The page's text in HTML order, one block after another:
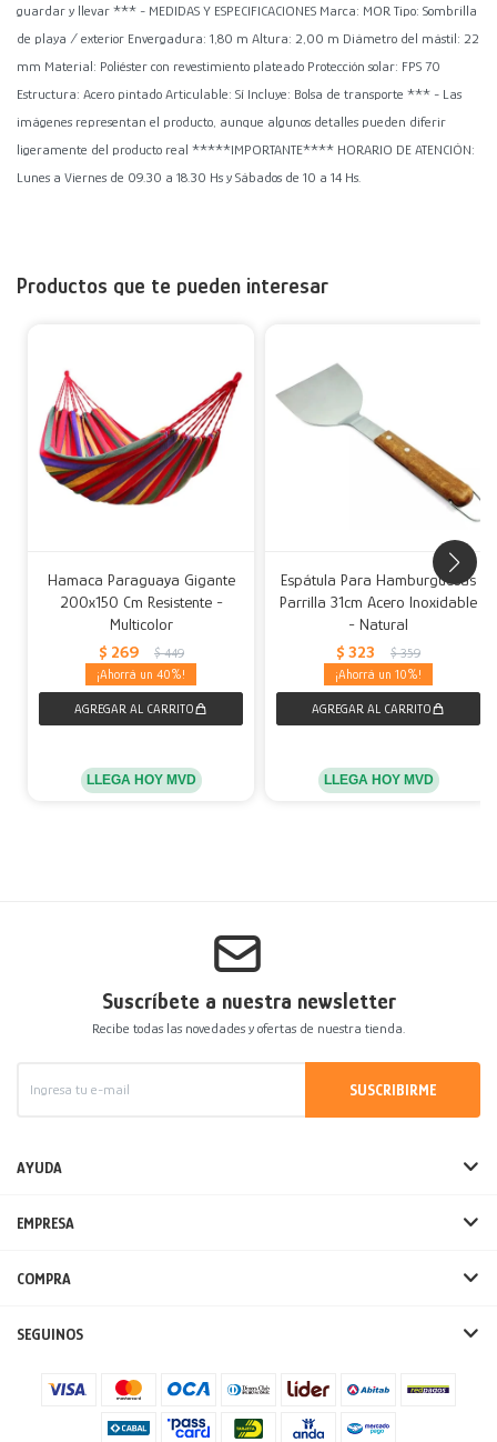
guardar y llevar *** - MEDIDAS Y ESPECIFICACIONES Marca: MOR Tipo: Sombrilla
de playa / exterior Envergadura: 1,80 m Altura: 2,00 m Diámetro del mástil: 22
mm Material: Poliéster con revestimiento plateado Protección solar: FPS 70
Estructura: Acero pintado Articulable: Sí Incluye: Bolsa de transporte *** - Las
imágenes representan el producto, aunque algunos detalles pueden diferir
ligeramente del producto real *****IMPORTANTE**** HORARIO DE ATENCIÓN:
Lunes a Viernes de 09.30 a 18.30 Hs y Sábados de 10 a 14 Hs.
Productos que te pueden interesar
Hamaca Paraguaya Gigante
200x150 Cm Resistente -
Multicolor
$ 269 $ 449
40
LLEGA HOY MVD
Espátula Para Hamburguesas
Parrilla 31cm Acero Inoxidable
- Natural
$ 323 $ 359
10
LLEGA HOY MVD
Suscríbete a nuestra newsletter
Recibe todas las novedades y ofertas de nuestra tienda.
SUSCRIBIRME
AYUDA
EMPRESA
COMPRA
SEGUINOS